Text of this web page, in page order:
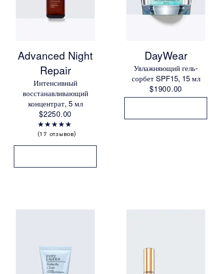
Advanced Night
Repair
Интенсивный
восстанавливающий
концентрат, 5 мл
$2250.00
17 отзывов
DayWear
Увлажняющий гель-
сорбет SPF15, 15 мл
$1900.00